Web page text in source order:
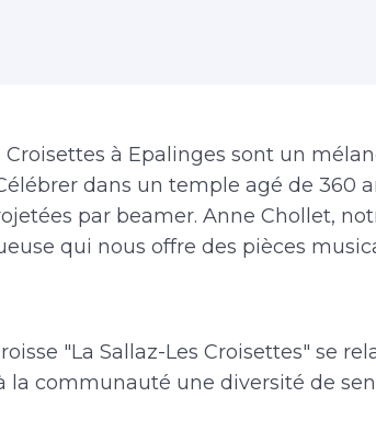
à Epalinges sont un
dans un temple agé de 360
par beamer. Anne Chollet,
qui nous offre des pièces
"La Sallaz-Les Croisettes" se
la communauté une diversité de